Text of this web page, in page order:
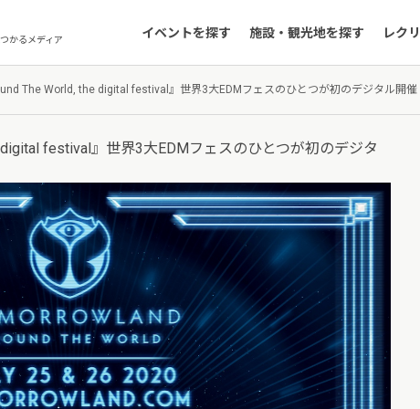
かるメディア イベントを探す 施設・観光地を探す レク
The World, the digital festival』世界3大EDMフェスのひとつが初のデジタル開催
digital festival』世界3大EDMフェスのひとつが初のデジタ